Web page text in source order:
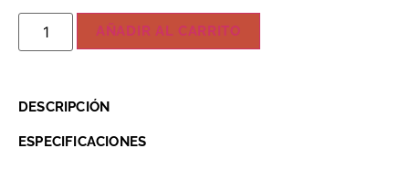
AÑADIR AL CARRITO
DESCRIPCIÓN
ESPECIFICACIONES